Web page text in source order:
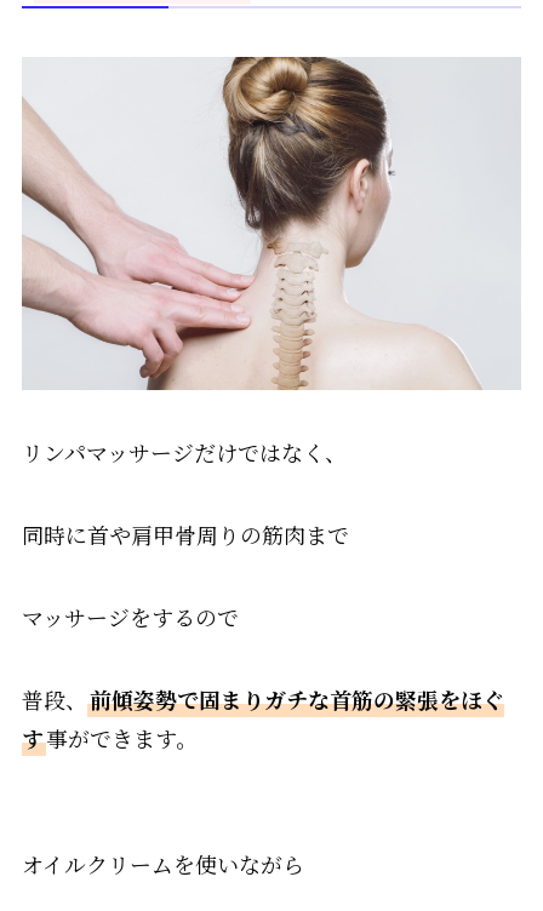
リンパマッサージだけではなく、
同時に首や肩甲骨周りの筋肉まで
マッサージをするので
普段、 前傾姿勢で固まりガチな首筋の緊張をほぐ
す事ができます。
オイルクリームを使いながら